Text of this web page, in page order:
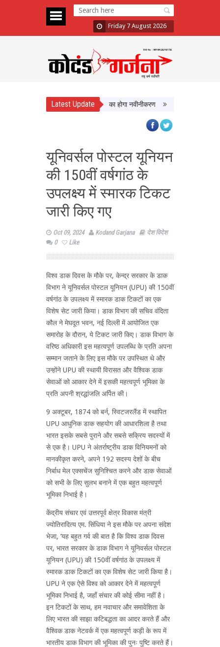
Friday 7 August 2026
Latest Update
मिलेगी बेहतर सुविधा, Hidden Pull का होगा नवीनीकरण एमपी टूरिज्म बोर्ड और
यूनिवर्सल पोस्टल यूनियन
की 150वीं वर्षगांठ के
उपलक्ष्य में स्मारक टिकट
जारी किए गए
Oct 09, 2024 Kodand Garjana
देश विदेश
0
Like
विश्व डाक दिवस के मौके पर, केन्द्र सरकार के डाक
विभाग ने यूनिवर्सल पोस्टल यूनियन (UPU) की 150वीं
वर्षगांठ के उपलक्ष्य में स्मारक डाक टिकटों का एक
विशेष सेट जारी किया। डाक विभाग की सचिव वंदिता
कौल ने मेघदूत भवन, नई दिल्ली में आयोजित एक
समारोह के दौरान, ये टिकट जारी किए। डाक विभाग के
वरिष्ठ अधिकारी इस महत्वपूर्ण उपलब्धि के प्रति अपना
सम्मान जताने के लिए इस मौके पर उपस्थित थे और
उन्होंने UPU की स्थायी विरासत और वैश्विक डाक
सेवाओं को आकार देने में इसकी महत्वपूर्ण भूमिका के
प्रति अपनी श्रद्धांजलि अर्पित की।
9 अक्टूबर, 1874 को बर्न, स्विटजरलैंड में स्थापित
UPU आधुनिक डाक सहयोग की आधारशिला है तथा
भारत इसके सबसे पुराने और सबसे सक्रिय सदस्यों में
से एक है। UPU ने अंतर्राष्ट्रीय डाक विनियमनों को
मानकीकृत करने, अपने 192 सदस्य देशों के बीच
निर्बाध मेल एक्सचेंज सुनिश्चित करने और डाक सेवाओं
को सभी के लिए सुलभ बनाने में एक बहुत महत्वपूर्ण
भूमिका निभाई है।
केंद्रीय संचार एवं उत्तरपूर्व क्षेत्र विकास मंत्री
ज्योतिरादित्य एम. सिंधिया ने इस मौके पर अपना संदेश
भेजा, ‘यह बहुत गर्व की बात है कि विश्व डाक दिवस
पर, भारत सरकार के डाक विभाग ने यूनिवर्सल पोस्टल
यूनियन (UPU) की 150वीं वर्षगांठ के उपलक्ष्य में
स्मारक डाक टिकटों का एक विशेष सेट जारी किया है।
UPU ने एक ऐसे विश्व को आकार देने में महत्वपूर्ण
भूमिका निभाई है, जहाँ संचार की कोई सीमा नहीं है।
इन टिकटों के साथ, हम नवाचार और समावेशिता के
लिए भारत की साझा कटिबद्धता का आदर करते हैं और
वैश्विक डाक नेटवर्क में एक महत्वपूर्ण कड़ी के रूप में
भारतीय डाक विभाग की भूमिका की पुनः पुष्टि करते हैं।